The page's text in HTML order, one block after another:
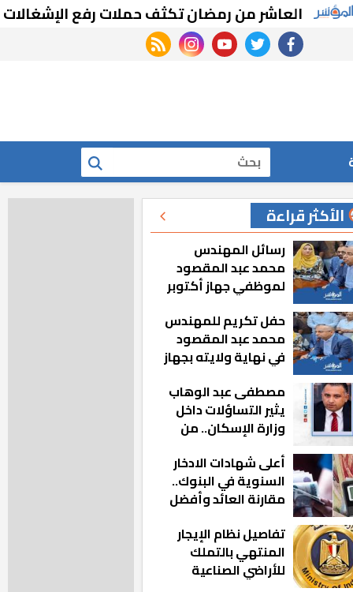
من رمضان تكثف حملات رفع الإشغالات والتعديات
facebook
twitter
youtube
instagram
rss feed
بحث
الأكثر قراءة
رسائل المهندس
محمد عبد المقصود
لموظفي جهاز أكتوبر
مشيت والمدينة
رجعت للخلف»
حفل تكريم للمهندس
محمد عبد المقصود
في نهاية ولايته بجهاز
مصطفى عبد الوهاب
يثير التساؤلات داخل
وزارة الإسكان.. من
المناصب؟
أعلى شهادات الادخار
السنوية في البنوك..
مقارنة العائد وأفضل
تفاصيل نظام الإيجار
المنتهي بالتملك
للأراضي الصناعية